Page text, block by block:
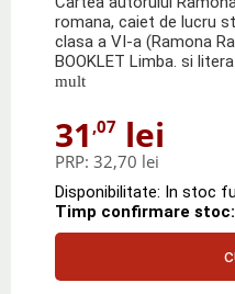
romana, caiet de lucru
clasa a VI-a (Ramona
BOOKLET Limba. si
mult
31 ,07 lei
PRP: 32,70 lei
Disponibilitate: In stoc
Timp confirmare